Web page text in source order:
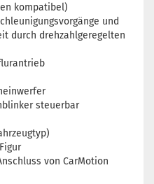
kompatibel)
und
durch drehzahlgeregelten
steuerbar
von CarMotion